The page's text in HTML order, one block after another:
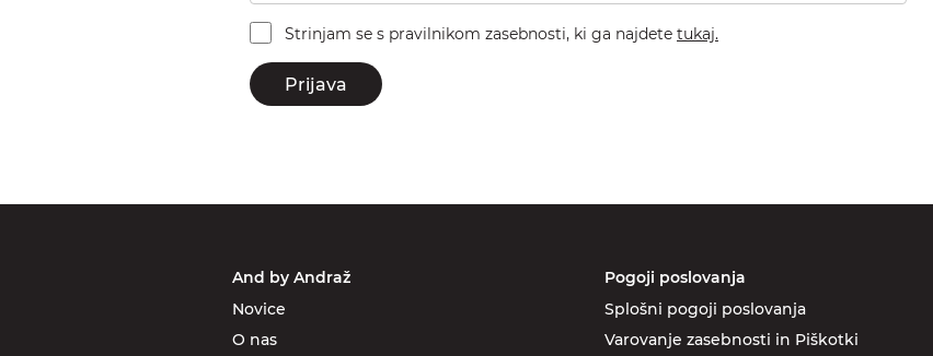
Strinjam se s pravilnikom zasebnosti, ki ga najdete tukaj.
Prijava
And by Andraž
Novice
O nas
Pogoji poslovanja
Splošni pogoji poslovanja
Varovanje zasebnosti in Piškotki